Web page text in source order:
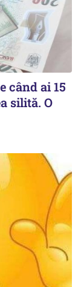
când ai 15
silită. O